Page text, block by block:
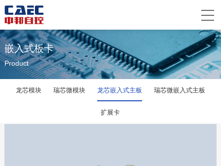
嵌入式板卡
Product
龙芯模块 瑞芯微模块 龙芯嵌入式主板 瑞芯微嵌入式主板
扩展卡